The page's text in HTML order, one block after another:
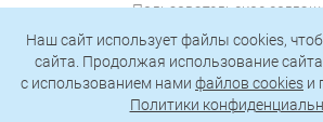
Пользовательское
Политика
Подписаться на
Наш сайт использует файлы cookies,
сайта. Продолжая использование
c использованием нами файлов cookies и
Политики